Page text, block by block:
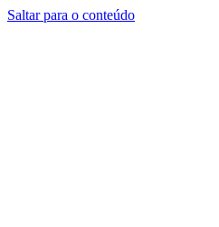
Saltar para o conteúdo